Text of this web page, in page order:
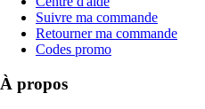
Suivre ma commande
Retourner ma commande
Codes promo
À propos